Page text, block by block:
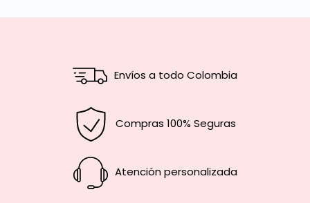
Envíos a todo Colombia
Compras 100% Seguras
Atención personalizada